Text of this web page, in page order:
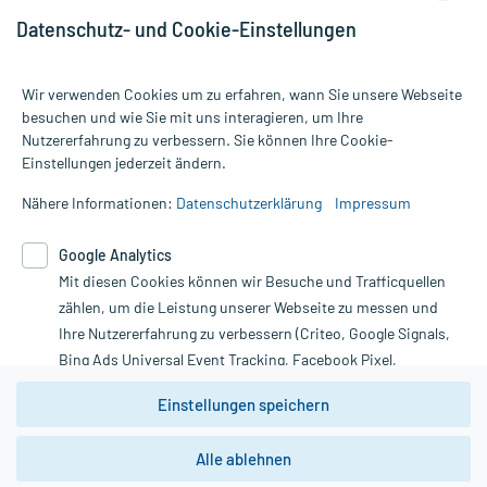
Alle Preise gelten inkl. MwSt., ggf. zzgl. Versandkosten
Informationen auf dieser Website werden ausschließlich für
die Untersuchung und Behandlung durch einen Arzt. Bitte
Therapien eingeleitet werden können. | Diese Webseite benutzt
Google Analytics. Lesen Sie bitte dazu die wichtigen Hinweise in
unserer Datenschutzerklärung. Für den Widerruf einer Bestellung
nutzen Sie das Formular:
Vertrag widerrufen
*Hinweise zu unseren Aktionen und Bewertungen
Datenschutz- und Cookie-Einstellungen
Wir verwenden Cookies um zu erfahren, wann Sie unsere Webseite
besuchen und wie Sie mit uns interagieren, um Ihre
Nutzererfahrung zu verbessern. Sie können Ihre Cookie-
Einstellungen jederzeit ändern.
Nähere Informationen: Datenschutzerklärung Impressum
Google Analytics
Mit diesen Cookies können wir Besuche und Trafficquellen
zählen, um die Leistung unserer Webseite zu messen und
Ihre Nutzererfahrung zu verbessern (Criteo, Google Signals,
Bing Ads Universal Event Tracking, Facebook Pixel,
Youtube-Social Plugin).
Wir weisen darauf hin, dass die
zwingend den Europäischen Anforderungen gem. EU-
DSGVO genügen und ein Datentransfer in Drittstaaten bzw.
Einstellungen speichern
Alle ablehnen